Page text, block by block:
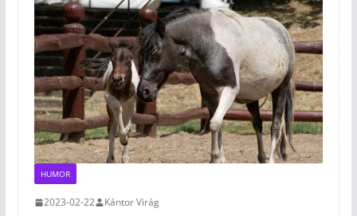
HUMOR
2023-02-22 Kántor Virág